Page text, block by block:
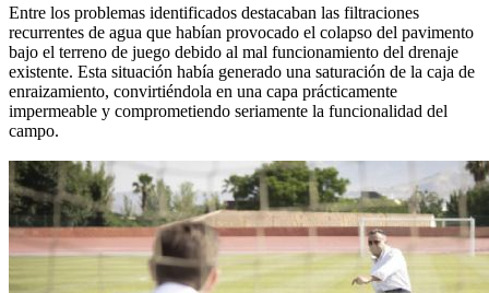
Entre los problemas identificados destacaban las filtraciones
recurrentes de agua que habían provocado el colapso del pavimento
bajo el terreno de juego debido al mal funcionamiento del drenaje
existente. Esta situación había generado una saturación de la caja de
enraizamiento, convirtiéndola en una capa prácticamente
impermeable y comprometiendo seriamente la funcionalidad del
campo.